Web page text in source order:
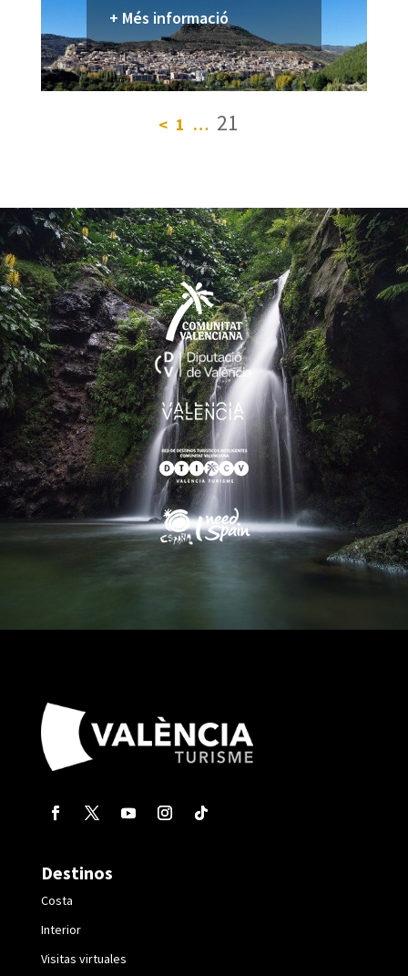
+ Més informació
< 1 … 21
Destinos
Costa
Interior
Visitas virtuales